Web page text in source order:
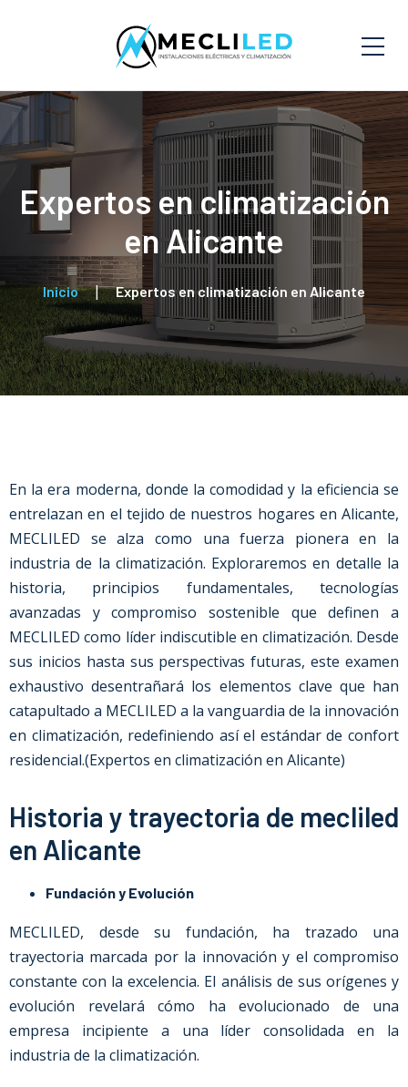
Expertos en climatización
en Alicante
Inicio Expertos en climatización en Alicante
En la era moderna, donde la comodidad y la eficiencia se
entrelazan en el tejido de nuestros hogares en Alicante,
MECLILED se alza como una fuerza pionera en la
industria de la climatización. Exploraremos en detalle la
historia, principios fundamentales, tecnologías
avanzadas y compromiso sostenible que definen a
MECLILED como líder indiscutible en climatización. Desde
sus inicios hasta sus perspectivas futuras, este examen
exhaustivo desentrañará los elementos clave que han
catapultado a MECLILED a la vanguardia de la innovación
en climatización, redefiniendo así el estándar de confort
residencial.(Expertos en climatización en Alicante)
Historia y trayectoria de mecliled
en Alicante
Fundación y Evolución
MECLILED, desde su fundación, ha trazado una
trayectoria marcada por la innovación y el compromiso
constante con la excelencia. El análisis de sus orígenes y
evolución revelará cómo ha evolucionado de una
empresa incipiente a una líder consolidada en la
industria de la climatización.